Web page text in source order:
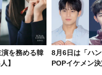
を務める韓
】
8月6日は「ハ
POPイケメン